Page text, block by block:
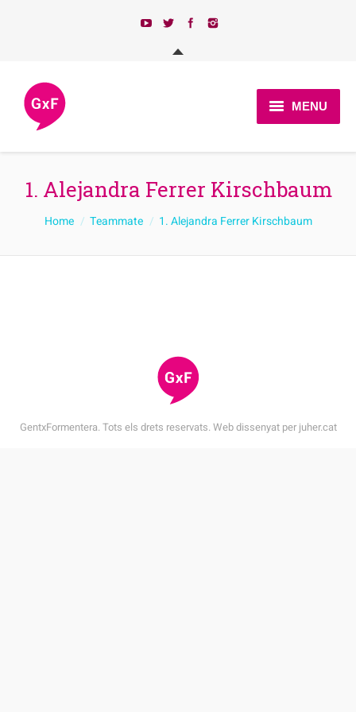
MENU
Qui som?
Actualitat
Programa
Candidatures 2023
1. Alejandra Ferrer Kirschbaum
You are here:
Home Teammate 1. Alejandra Ferrer Kirschbaum
GentxFormentera. Tots els drets reservats. Web dissenyat per juher.cat